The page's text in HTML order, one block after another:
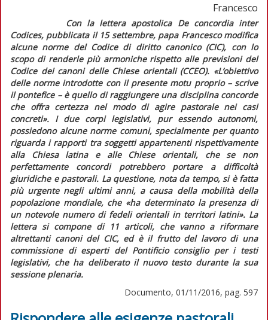
Francesco
Con la lettera apostolica De concordia inter
Codices, pubblicata il 15 settembre, papa Francesco modifica
alcune norme del Codice di diritto canonico(CIC), con lo
scopo di renderle più armoniche rispetto alle previsioni del
Codice dei canoni delle Chiese orientali (CCEO). «L’obiettivo
delle norme introdotte con il presente motu proprio – scrive
il pontefice –è quello di raggiungere una disciplina concorde
che offra certezza nel modo di agire pastorale nei casi
concreti». I due corpi legislativi, pur essendo autonomi,
possiedono alcune norme comuni, specialmente per quanto
riguarda i rapporti tra soggetti appartenenti rispettivamente
alla Chiesa latina e alle Chiese orientali, che se non
perfettamente concordi potrebbero portare a difficoltà
giuridiche e pastorali. La questione, nota da tempo, si è fatta
più urgente negli ultimi anni, a causa della mobilità della
popolazione mondiale, che «ha determinato la presenza di
un notevole numero di fedeli orientali in territori latini». La
lettera si compone di 11 articoli, che vanno a riformare
altrettanti canoni del CIC, ed è il frutto del lavoro di una
commissione di esperti del Pontificio consiglio per i testi
legislativi, che ha deliberato il nuovo testo durante la sua
sessione plenaria.
Documento, 01/11/2016, pag. 597